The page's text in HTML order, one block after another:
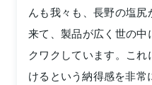
んも我々も、長野の塩
来て、製品が広く世の
クワクしています。こ
けるという納得感を非